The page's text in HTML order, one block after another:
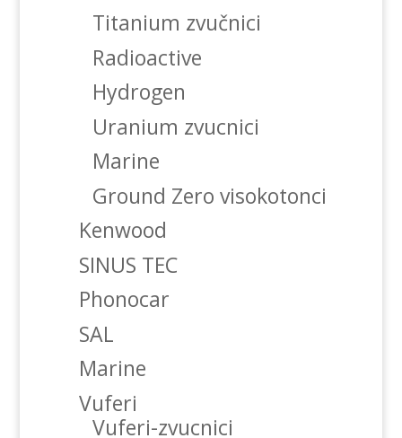
Titanium zvučnici
Radioactive
Hydrogen
Uranium zvucnici
Marine
Ground Zero visokotonci
Kenwood
SINUS TEC
Phonocar
SAL
Marine
Vuferi
Vuferi-zvucnici